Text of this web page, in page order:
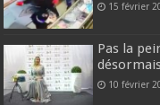
15 février
Pas la
10 février